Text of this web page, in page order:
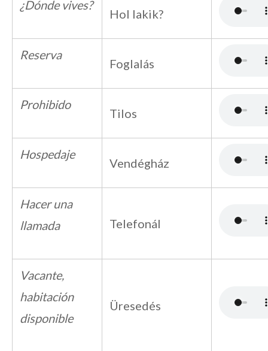
¿Dónde vives?
Hol lakik?
Reserva
Foglalás
Prohibido
Tilos
Hospedaje
Vendégház
Hacer una
llamada
Telefonál
Vacante,
habitación
disponible
Üresedés